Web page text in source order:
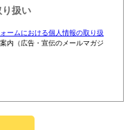
扱い
ームにおける個人情報の取り扱
内（広告・宣伝のメールマガジ